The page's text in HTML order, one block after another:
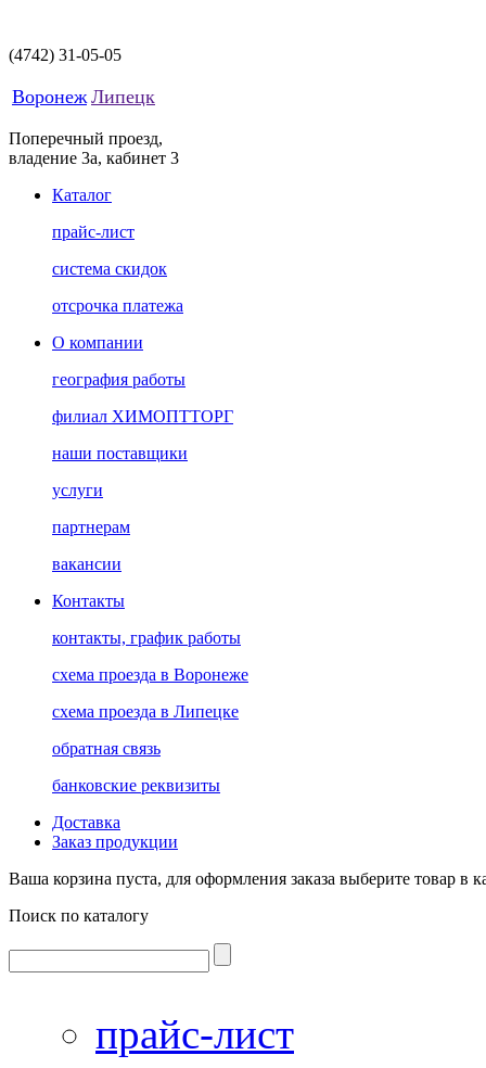
(4742) 31-05-05
Воронеж Липецк
Поперечный проезд,
владение 3а, кабинет 3
Каталог
прайс-лист
система скидок
отсрочка платежа
О компании
география работы
филиал ХИМОПТТОРГ
наши поставщики
услуги
партнерам
вакансии
Контакты
контакты, график работы
схема проезда в Воронеже
схема проезда в Липецке
обратная связь
банковские реквизиты
Доставка
Заказ продукции
Ваша корзина пуста, для оформления заказа выберите товар в
Поиск по каталогу
прайс-лист